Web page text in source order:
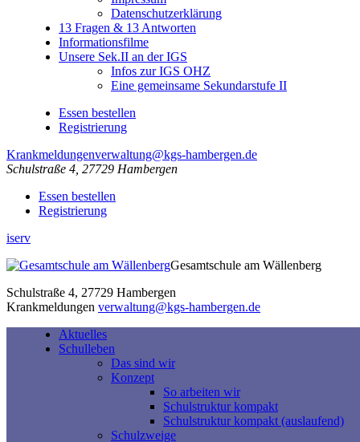
Datenschutzerklärung
13 Fragen & 13 Antworten
Informationsfilme
Unsere Sek.II an der IGS
Infos zur IGS OHZ
Eine gemeinsame Sekundarstufe II
Essen bestellen
Registrierung
Krankmeldungenverwaltung@kgs-hambergen.de
Schulstraße 4, 27729 Hambergen
Essen bestellen
Registrierung
iserv
Gesamtschule am Wällenberg
Schulstraße 4, 27729 Hambergen
Krankmeldungen verwaltung@kgs-hambergen.de
Aktuelles
Schulleben
Das sind wir
Konzept
So arbeiten wir
Schulstruktur kompakt
Schulstruktur kompakt (auslaufend)
Schulzweige